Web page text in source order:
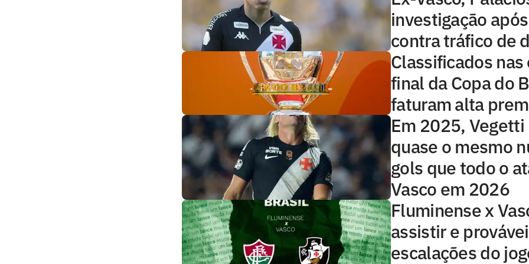
investigação
contra tráfico de
Classificados
final da Copa do
faturam alta
Em 2025,
quase o mesmo
gols que todo o
Vasco em 2026
Fluminense x
assistir e
escalações do